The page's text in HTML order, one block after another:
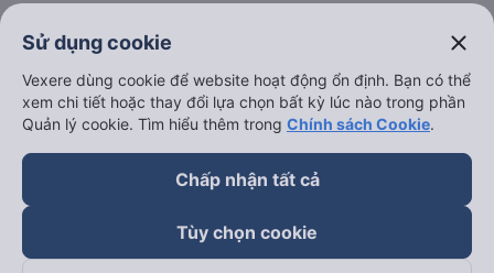
keyboard_arrow_down
Trở thành đối tác
Đối tác thanh toán
Sử dụng cookie close
Vexere dùng cookie để website hoạt động ổn định. Bạn có thể
xem chi tiết hoặc thay đổi lựa chọn bất kỳ lúc nào trong phần
Quản lý cookie. Tìm hiểu thêm trong Chính sách Cookie.
Chấp nhận tất cả
Tùy chọn cookie